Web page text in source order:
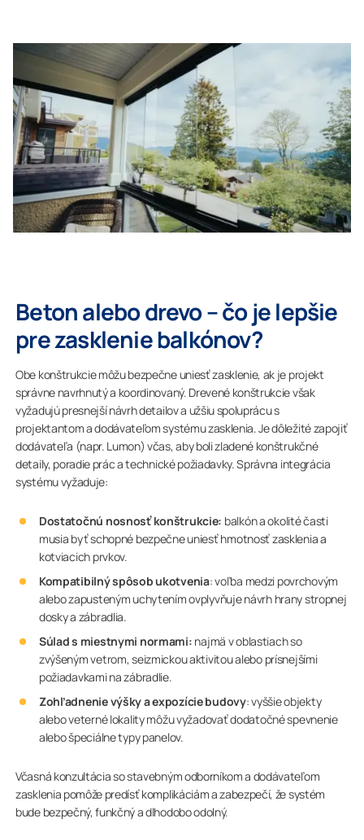
Beton alebo drevo – čo je lepšie
pre zasklenie balkónov?
Obe konštrukcie môžu bezpečne uniesť zasklenie, ak je projekt
správne navrhnutý a koordinovaný. Drevené konštrukcie však
vyžadujú presnejší návrh detailov a užšiu spoluprácu s
projektantom a dodávateľom systému zasklenia. Je dôležité zapojiť
dodávateľa (napr. Lumon) včas, aby boli zladené konštrukčné
detaily, poradie prác a technické požiadavky. Správna integrácia
systému vyžaduje:
Dostatočnú nosnosť konštrukcie: balkón a okolité časti
musia byť schopné bezpečne uniesť hmotnosť zasklenia a
kotviacich prvkov.
Kompatibilný spôsob ukotvenia: voľba medzi povrchovým
alebo zapusteným uchytením ovplyvňuje návrh hrany stropnej
dosky a zábradlia.
Súlad s miestnymi normami: najmä v oblastiach so
zvýšeným vetrom, seizmickou aktivitou alebo prísnejšími
požiadavkami na zábradlie.
Zohľadnenie výšky a expozície budovy: vyššie objekty
alebo veterné lokality môžu vyžadovať dodatočné spevnenie
alebo špeciálne typy panelov.
Včasná konzultácia so stavebným odborníkom a dodávateľom
zasklenia pomôže predísť komplikáciám a zabezpečí, že systém
bude bezpečný, funkčný a dlhodobo odolný.